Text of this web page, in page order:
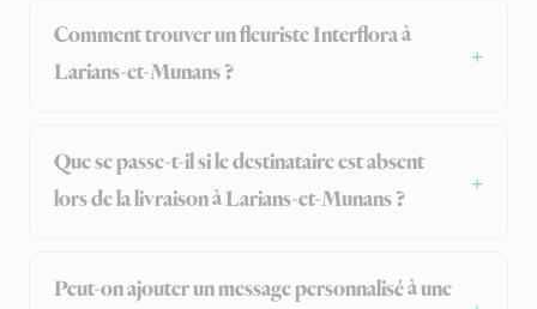
Comment trouver un fleuriste Interflora à
Larians-et-Munans ?
Que se passe-t-il si le destinataire est absent
lors de la livraison à Larians-et-Munans ?
Peut-on ajouter un message personnalisé à une